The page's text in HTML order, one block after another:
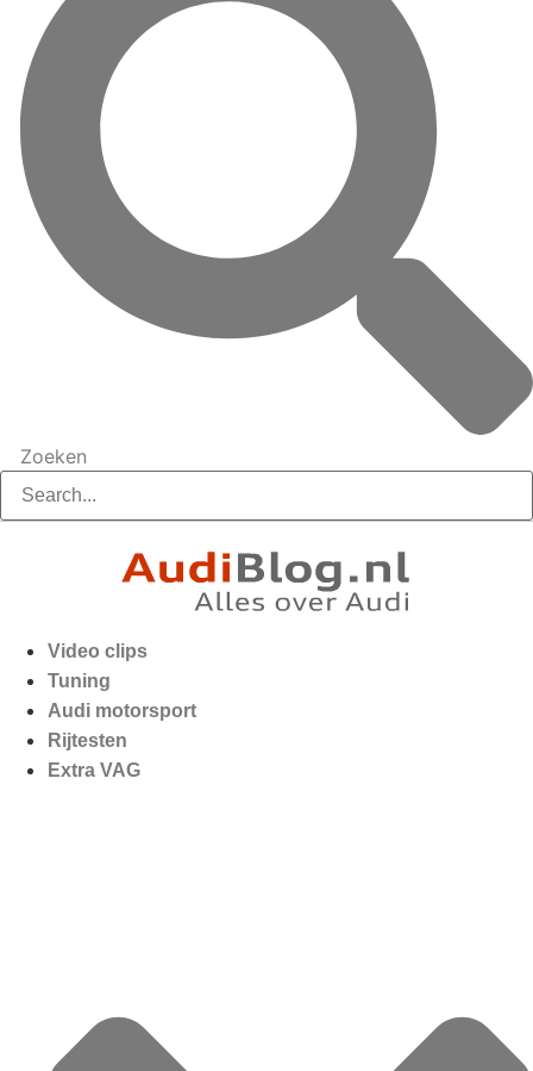
Zoeken
Video clips
Tuning
Audi motorsport
Rijtesten
Extra VAG